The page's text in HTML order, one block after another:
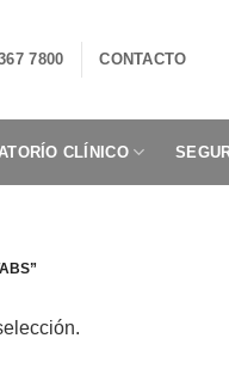
7800 CONTACTO
CLÍNICO